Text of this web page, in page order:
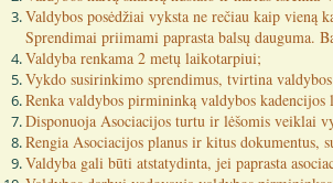
Valdybos posėdžiai vyksta ne rečiau kaip vieną
Sprendimai priimami paprasta balsų dauguma.
Valdyba renkama 2 metų laikotarpiui;
Vykdo susirinkimo sprendimus, tvirtina
Renka valdybos pirmininką valdybos
Disponuoja Asociacijos turtu ir lėšomis veiklai
Rengia Asociacijos planus ir kitus dokumentus,
Valdyba gali būti atstatydinta, jei paprasta